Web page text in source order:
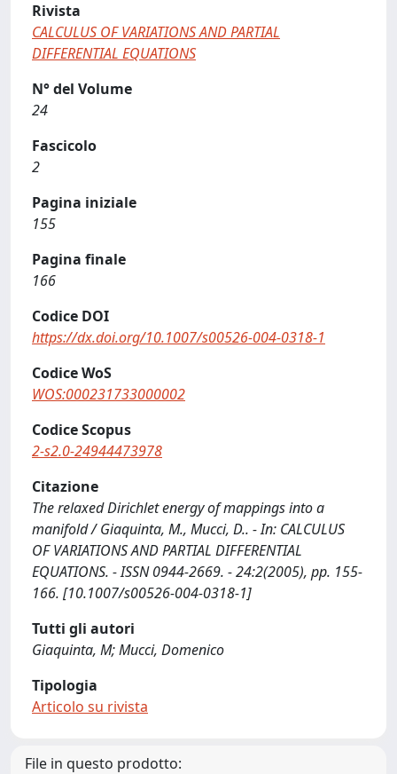
Rivista
CALCULUS OF VARIATIONS AND PARTIAL
DIFFERENTIAL EQUATIONS
N° del Volume
24
Fascicolo
2
Pagina iniziale
155
Pagina finale
166
Codice DOI
https://dx.doi.org/10.1007/s00526-004-0318-1
Codice WoS
WOS:000231733000002
Codice Scopus
2-s2.0-24944473978
Citazione
The relaxed Dirichlet energy of mappings into a
manifold / Giaquinta, M., Mucci, D.. - In: CALCULUS
OF VARIATIONS AND PARTIAL DIFFERENTIAL
EQUATIONS. - ISSN 0944-2669. - 24:2(2005), pp. 155-
166. [10.1007/s00526-004-0318-1]
Tutti gli autori
Giaquinta, M; Mucci, Domenico
Tipologia
Articolo su rivista
File in questo prodotto: